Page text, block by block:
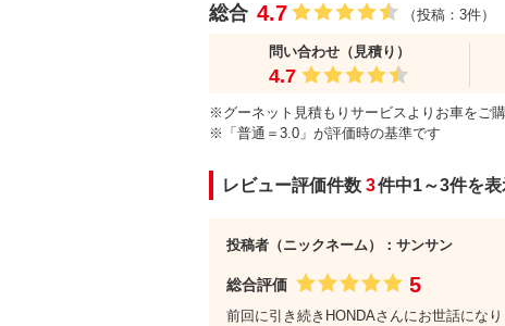
総合 4.7 （投稿：3件）
問い合わせ（見積り）
4.7
※グーネット見積もりサービスよりお車をご
※「普通＝3.0」が評価時の基準です
レビュー評価件数 3件中1～3件を表
投稿者（ニックネーム）：サンサン
総合評価 5
前回に引き続きHONDAさんにお世話にな